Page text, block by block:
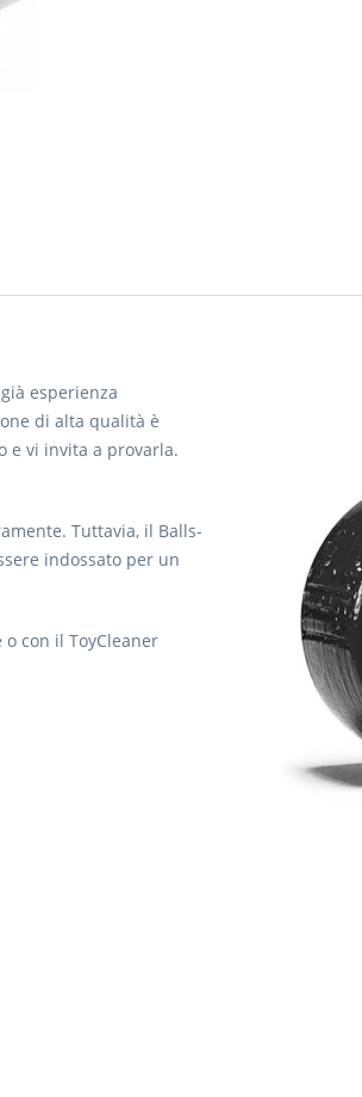
esperienza
di alta qualità è
e vi invita a provarla.
Tuttavia, il Balls-
indossato per un
con il ToyCleaner